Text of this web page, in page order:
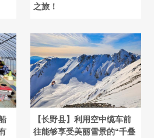
之旅！
【长野县】利用空中缆车前
往能够享受美丽雪景的“千叠